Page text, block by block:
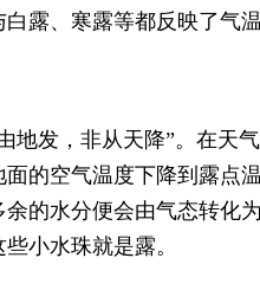
露、寒露等都反映了气
地发，非从天降”。在天
的空气温度下降到露点
的水分便会由气态转化
小水珠就是露。